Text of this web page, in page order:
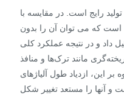
رایج است. در مقایسه با
است که می توان آن را بدون
و در نتیجه عملکرد کلی
مانند ترک‌ها و منافذ
بر این، ازدیاد طول آلیاژهای
و آنها را مستعد تغییر شکل